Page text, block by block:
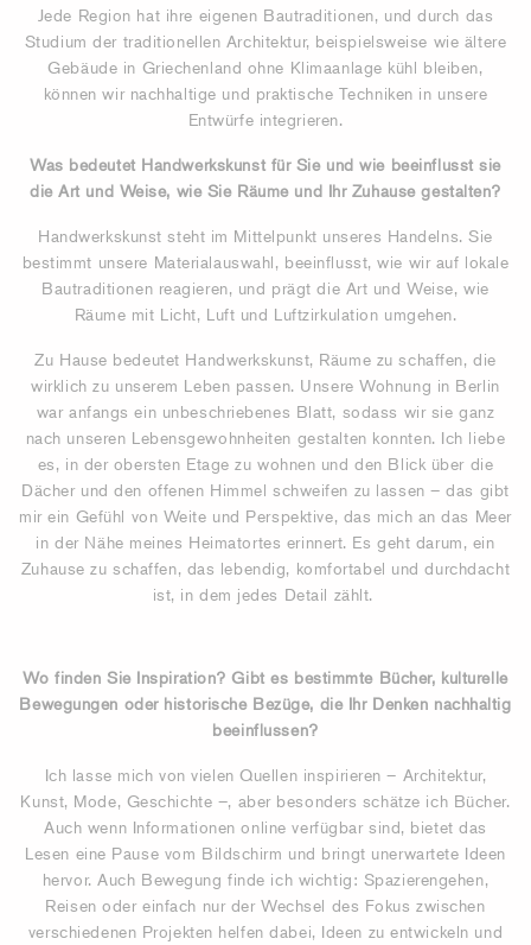
Jede Region hat ihre eigenen Bautraditionen, und durch das
Studium der traditionellen Architektur, beispielsweise wie ältere
Gebäude in Griechenland ohne Klimaanlage kühl bleiben,
können wir nachhaltige und praktische Techniken in unsere
Entwürfe integrieren.
Was bedeutet Handwerkskunst für Sie und wie beeinflusst sie
die Art und Weise, wie Sie Räume und Ihr Zuhause gestalten?
Handwerkskunst steht im Mittelpunkt unseres Handelns. Sie
bestimmt unsere Materialauswahl, beeinflusst, wie wir auf lokale
Bautraditionen reagieren, und prägt die Art und Weise, wie
Räume mit Licht, Luft und Luftzirkulation umgehen.
Zu Hause bedeutet Handwerkskunst, Räume zu schaffen, die
wirklich zu unserem Leben passen. Unsere Wohnung in Berlin
war anfangs ein unbeschriebenes Blatt, sodass wir sie ganz
nach unseren Lebensgewohnheiten gestalten konnten. Ich liebe
es, in der obersten Etage zu wohnen und den Blick über die
Dächer und den offenen Himmel schweifen zu lassen – das gibt
mir ein Gefühl von Weite und Perspektive, das mich an das Meer
in der Nähe meines Heimatortes erinnert. Es geht darum, ein
Zuhause zu schaffen, das lebendig, komfortabel und durchdacht
ist, in dem jedes Detail zählt.
Wo finden Sie Inspiration? Gibt es bestimmte Bücher, kulturelle
Bewegungen oder historische Bezüge, die Ihr Denken nachhaltig
beeinflussen?
Ich lasse mich von vielen Quellen inspirieren – Architektur,
Kunst, Mode, Geschichte –, aber besonders schätze ich Bücher.
Auch wenn Informationen online verfügbar sind, bietet das
Lesen eine Pause vom Bildschirm und bringt unerwartete Ideen
hervor. Auch Bewegung finde ich wichtig: Spazierengehen,
Reisen oder einfach nur der Wechsel des Fokus zwischen
verschiedenen Projekten helfen dabei, Ideen zu entwickeln und